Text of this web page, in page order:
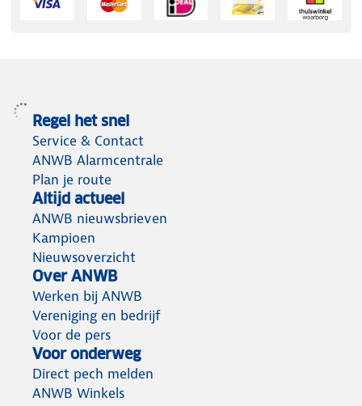
Regel het snel
Service & Contact
ANWB Alarmcentrale
Plan je route
Altijd actueel
ANWB nieuwsbrieven
Kampioen
Nieuwsoverzicht
Over ANWB
Werken bij ANWB
Vereniging en bedrijf
Voor de pers
Voor onderweg
Direct pech melden
ANWB Winkels